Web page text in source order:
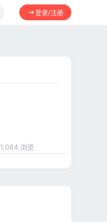
登录/注册
1,064 浏览